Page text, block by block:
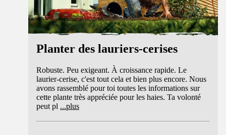
Planter des lauriers-cerises
Robuste. Peu exigeant. À croissance rapide. Le
laurier-cerise, c'est tout cela et bien plus encore. Nous
avons rassemblé pour toi toutes les informations sur
cette plante très appréciée pour les haies. Ta volonté
peut pl ...plus